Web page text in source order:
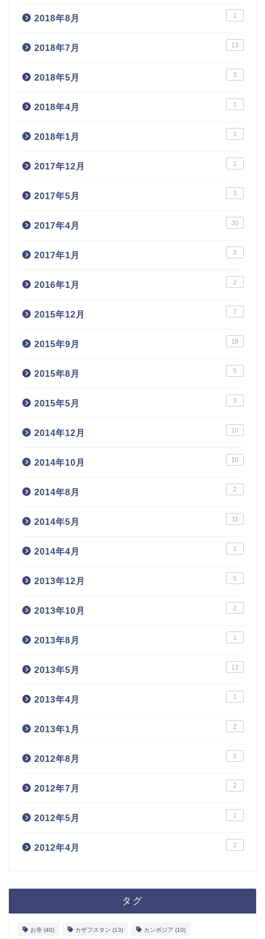
2018年8月 1
2018年7月 13
2018年5月 3
2018年4月 1
2018年1月 1
2017年12月 1
2017年5月 3
2017年4月 30
2017年1月 3
2016年1月 2
2015年12月 7
2015年9月 18
2015年8月 5
2015年5月 3
2014年12月 10
2014年10月 10
2014年8月 2
2014年5月 11
2014年4月 1
2013年12月 5
2013年10月 2
2013年8月 1
2013年5月 13
2013年4月 1
2013年1月 2
2012年8月 5
2012年7月 2
2012年5月 1
2012年4月 2
タグ
お寺 (40) カザフスタン (13) カンボジア (10)
お問い合わせ